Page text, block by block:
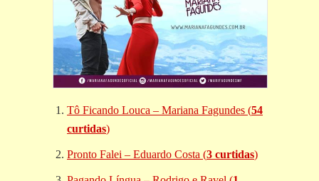
Tô Ficando Louca – Mariana Fagundes (54
curtidas)
Pronto Falei – Eduardo Costa (3 curtidas)